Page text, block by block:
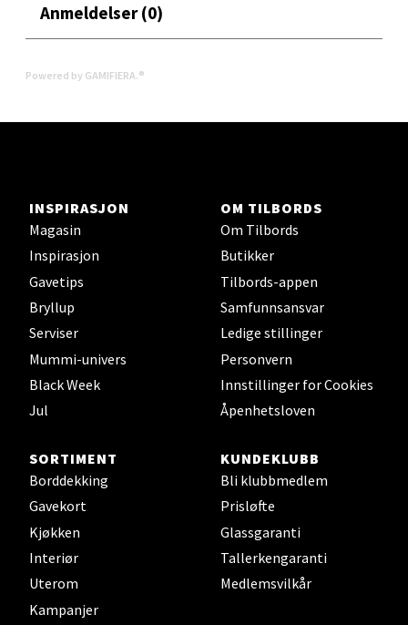
Anmeldelser (0)
Powered by GAMIFIERA.®
INSPIRASJON
Magasin
Inspirasjon
Gavetips
Bryllup
Serviser
Mummi-univers
Black Week
Jul
OM TILBORDS
Om Tilbords
Butikker
Tilbords-appen
Samfunnsansvar
Ledige stillinger
Personvern
Innstillinger for Cookies
Åpenhetsloven
SORTIMENT
Borddekking
Gavekort
Kjøkken
Interiør
Uterom
Kampanjer
KUNDEKLUBB
Bli klubbmedlem
Prisløfte
Glassgaranti
Tallerkengaranti
Medlemsvilkår
Jupiterveien 2, 4340 Bryne
Åpent i dag 10-18
0 i butikk
Stavanger og Sandnes - Thon
Åpent i dag 10-19